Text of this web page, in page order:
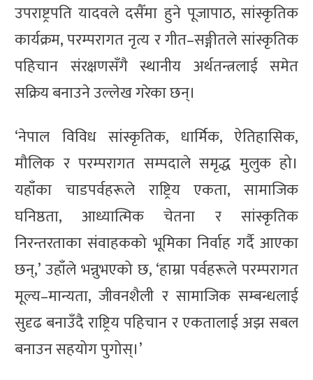
उपराष्ट्रपति यादवले दसैँमा हुने पूजापाठ, सांस्कृतिक
कार्यक्रम, परम्परागत नृत्य र गीत–सङ्गीतले सांस्कृतिक
पहिचान संरक्षणसँगै स्थानीय अर्थतन्त्रलाई समेत
सक्रिय बनाउने उल्लेख गरेका छन्।
‘नेपाल विविध सांस्कृतिक, धार्मिक, ऐतिहासिक,
मौलिक र परम्परागत सम्पदाले समृद्ध मुलुक हो।
यहाँका चाडपर्वहरूले राष्ट्रिय एकता, सामाजिक
घनिष्ठता, आध्यात्मिक चेतना र सांस्कृतिक
निरन्तरताका संवाहकको भूमिका निर्वाह गर्दै आएका
छन्,’ उहाँले भन्नुभएको छ, ‘हाम्रा पर्वहरूले परम्परागत
मूल्य–मान्यता, जीवनशैली र सामाजिक सम्बन्धलाई
सुदृढ बनाउँदै राष्ट्रिय पहिचान र एकतालाई अझ सबल
बनाउन सहयोग पुगोस्।’